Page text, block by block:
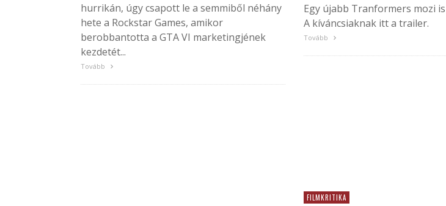
hurrikán, úgy csapott le a semmiből néhány
hete a Rockstar Games, amikor
berobbantotta a GTA VI marketingjének
kezdetét...
Tovább
Egy újabb Tranformers mozi
A kíváncsiaknak itt a trailer.
Tovább
FILMKRITIKA